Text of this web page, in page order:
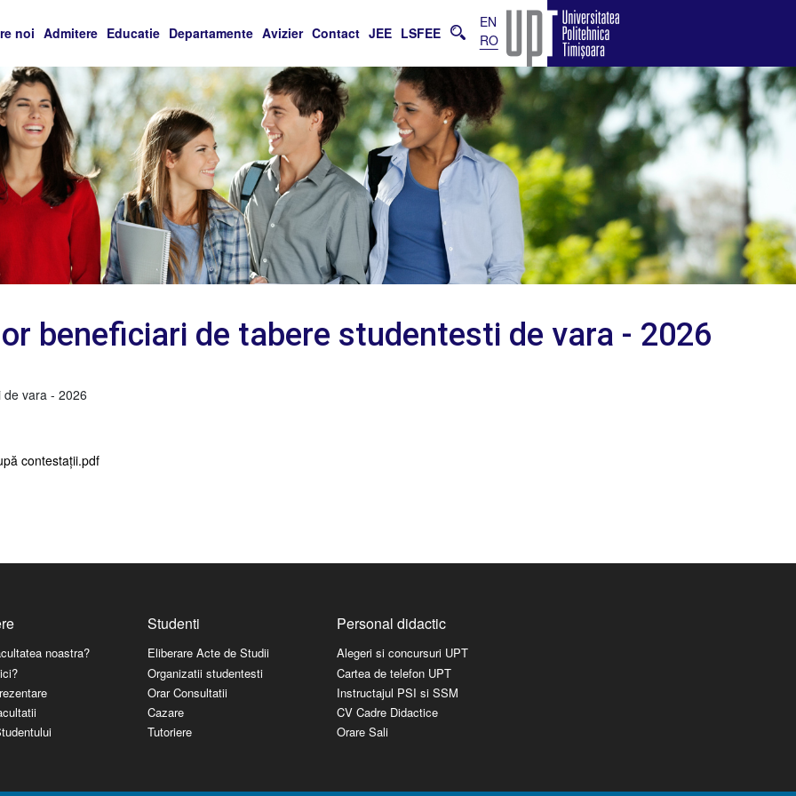
noi Admitere Educatie Departamente Avizier Contact JEE LSFEE
EN
RO
beneficiari de tabere studentesti de vara - 2026
vara - 2026
contestații.pdf
noastra?
Studenti
Eliberare Acte de Studii
Organizatii studentesti
Orar Consultatii
Cazare
Tutoriere
Personal didactic
Alegeri si concursuri UPT
Cartea de telefon UPT
Instructajul PSI si SSM
CV Cadre Didactice
Orare Sali